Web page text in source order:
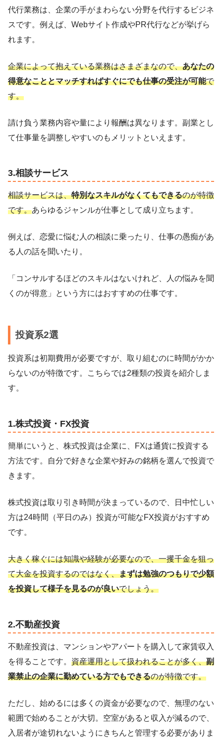
代行業務は、企業の手がまわらない分野を代行するビジネ
スです。例えば、Webサイト作成やPR代行などが挙げら
れます。
企業によって抱えている業務はさまざまなので、あなたの
得意なこととマッチすればすぐにでも仕事の受注が可能で
す。
請け負う業務内容や量により報酬は異なります。副業とし
て仕事量を調整しやすいのもメリットといえます。
3.相談サービス
相談サービスは、特別なスキルがなくてもできるのが特徴
です。あらゆるジャンルが仕事として成り立ちます。
例えば、恋愛に悩む人の相談に乗ったり、仕事の愚痴があ
る人の話を聞いたり。
「コンサルするほどのスキルはないけれど、人の悩みを聞
くのが得意」という方にはおすすめの仕事です。
投資系2選
投資系は初期費用が必要ですが、取り組むのに時間がかか
らないのが特徴です。こちらでは2種類の投資を紹介しま
す。
1.株式投資・FX投資
簡単にいうと、株式投資は企業に、FXは通貨に投資する
方法です。自分で好きな企業や好みの銘柄を選んで投資で
きます。
株式投資は取り引き時間が決まっているので、日中忙しい
方は24時間（平日のみ）投資が可能なFX投資がおすすめ
です。
大きく稼ぐには知識や経験が必要なので、一攫千金を狙っ
て大金を投資するのではなく、まずは勉強のつもりで少額
を投資して様子を見るのが良いでしょう。
2.不動産投資
不動産投資は、マンションやアパートを購入して家賃収入
を得ることです。 資産運用として扱われることが多く、副
業禁止の企業に勤めている方でもできるのが特徴です。
ただし、始めるには多くの資金が必要なので、無理のない
範囲で始めることが大切。空室があると収入が減るので、
入居者が途切れないようにきちんと管理する必要がありま